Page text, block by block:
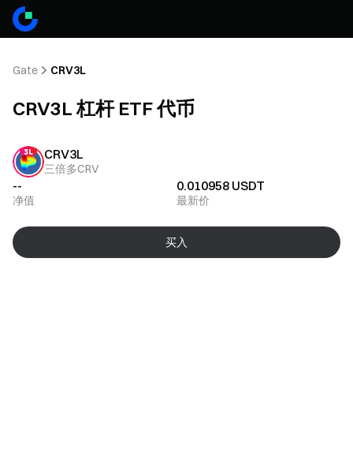
Gate CRV3L
CRV3L 杠杆 ETF 代币
CRV3L
三倍多CRV
--
净值
0.010958 USDT
最新价
买入